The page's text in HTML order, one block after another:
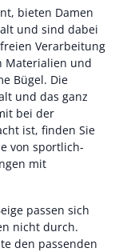
bieten Damen
und sind dabei
Verarbeitung
Materialien und
Bügel. Die
und das ganz
bei der
ist, finden Sie
von sportlich-
mit
passen sich
nicht durch.
den passenden